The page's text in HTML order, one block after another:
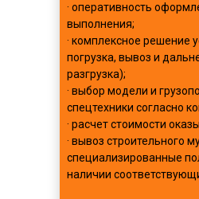
· оперативность
выполнения;
· комплексное решение
погрузка, вывоз и
разгрузка);
· выбор модели и
спецтехники согласно
· расчет стоимости
· вывоз строительного
специализированные
наличии